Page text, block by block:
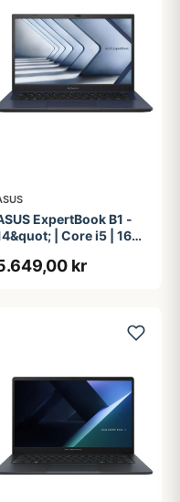
ExpertBook B1 -
| Core i5 | 16GB
kr